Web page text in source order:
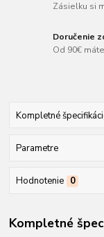
Zásielku si
Doručenie
Od 90€
Kompletné
Parametre
Hodnotenie 0
Kompletné